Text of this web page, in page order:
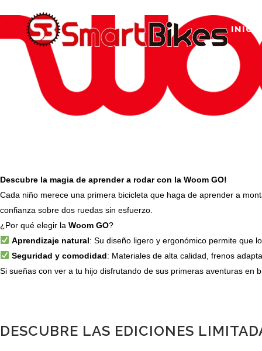
Descubre la magia de aprender a rodar con la Woom GO!
Cada niño merece una primera bicicleta que haga de aprender a
confianza sobre dos ruedas sin esfuerzo.
¿Por qué elegir la Woom GO?
Aprendizaje natural: Su diseño ligero y ergonómico permite que
Seguridad y comodidad: Materiales de alta calidad, frenos
Si sueñas con ver a tu hijo disfrutando de sus primeras aventuras en
DESCUBRE LAS EDICIONES